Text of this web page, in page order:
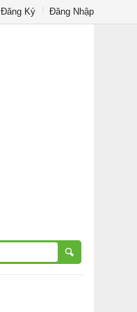
Đăng Ký Đăng Nhập